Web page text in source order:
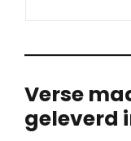
Verse
geleverd